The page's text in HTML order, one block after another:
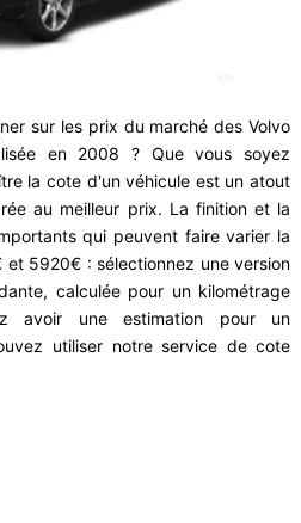
sur les prix du marché des Volvo
en 2008 ? Que vous soyez
la cote d'un véhicule est un atout
au meilleur prix. La finition et la
qui peuvent faire varier la
5920€ : sélectionnez une version
calculée pour un kilométrage
avoir une estimation pour un
utiliser notre service de cote